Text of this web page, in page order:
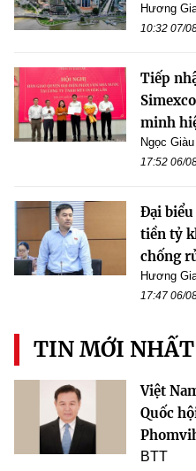
Hương
10:32 07/
Tiếp
minh
Ngọc Giàu
17:52 06/
Đại
tiền tỷ
chống
Hương
17:47 06/
TIN MỚI NHẤT
Việt
Quốc
BTT